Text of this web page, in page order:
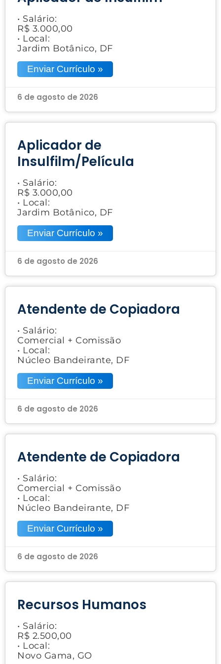
• Salário:
R$ 3.000,00
• Local:
Jardim Botânico, DF
Enviar Currículo »
6 de agosto de 2026
Aplicador de
Insulfilm/Película
• Salário:
R$ 3.000,00
• Local:
Jardim Botânico, DF
Enviar Currículo »
6 de agosto de 2026
Atendente de Copiadora
• Salário:
Comercial + Comissão
• Local:
Núcleo Bandeirante, DF
Enviar Currículo »
6 de agosto de 2026
Atendente de Copiadora
• Salário:
Comercial + Comissão
• Local:
Núcleo Bandeirante, DF
Enviar Currículo »
6 de agosto de 2026
Recursos Humanos
• Salário:
R$ 2.500,00
• Local:
Novo Gama, GO